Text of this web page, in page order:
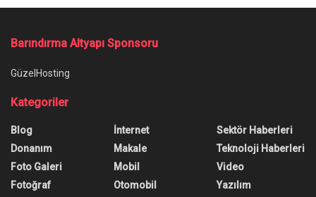
Barındırma Altyapı Sponsoru
GüzelHosting
Kategoriler
Blog
Donanım
Foto Galeri
Fotoğraf
İnternet
Makale
Mobil
Otomobil
Sektör Haberleri
Teknoloji Haberleri
Video
Yazılım